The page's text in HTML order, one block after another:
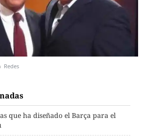
Redes
que ha diseñado el Barça para el